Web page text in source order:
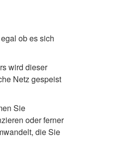
ob es sich
wird dieser
Netz gespeist
Sie
oder ferner
die Sie